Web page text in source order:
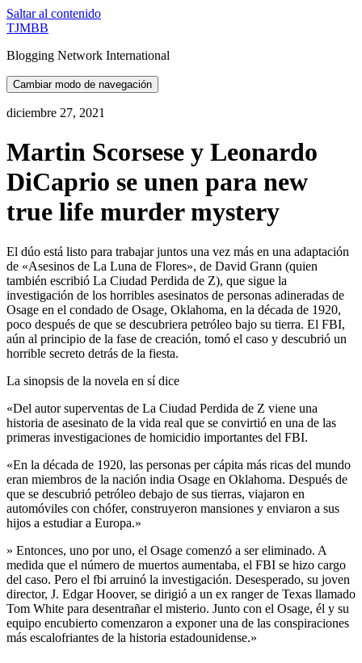
Saltar al contenido
TJMBB
Blogging Network International
Cambiar modo de navegación
diciembre 27, 2021
Martin Scorsese y Leonardo
DiCaprio se unen para new
true life murder mystery
El dúo está listo para trabajar juntos una vez más en una adaptación
de «Asesinos de La Luna de Flores», de David Grann (quien
también escribió La Ciudad Perdida de Z), que sigue la
investigación de los horribles asesinatos de personas adineradas de
Osage en el condado de Osage, Oklahoma, en la década de 1920,
poco después de que se descubriera petróleo bajo su tierra. El FBI,
aún al principio de la fase de creación, tomó el caso y descubrió un
horrible secreto detrás de la fiesta.
La sinopsis de la novela en sí dice
«Del autor superventas de La Ciudad Perdida de Z viene una
historia de asesinato de la vida real que se convirtió en una de las
primeras investigaciones de homicidio importantes del FBI.
«En la década de 1920, las personas per cápita más ricas del mundo
eran miembros de la nación india Osage en Oklahoma. Después de
que se descubrió petróleo debajo de sus tierras, viajaron en
automóviles con chófer, construyeron mansiones y enviaron a sus
hijos a estudiar a Europa.»
» Entonces, uno por uno, el Osage comenzó a ser eliminado. A
medida que el número de muertos aumentaba, el FBI se hizo cargo
del caso. Pero el fbi arruinó la investigación. Desesperado, su joven
director, J. Edgar Hoover, se dirigió a un ex ranger de Texas llamado
Tom White para desentrañar el misterio. Junto con el Osage, él y su
equipo encubierto comenzaron a exponer una de las conspiraciones
más escalofriantes de la historia estadounidense.»